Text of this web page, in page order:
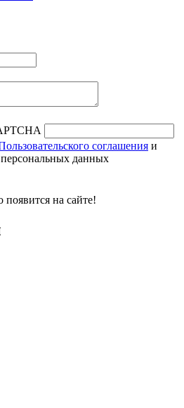
соглашения и
данных
на сайте!